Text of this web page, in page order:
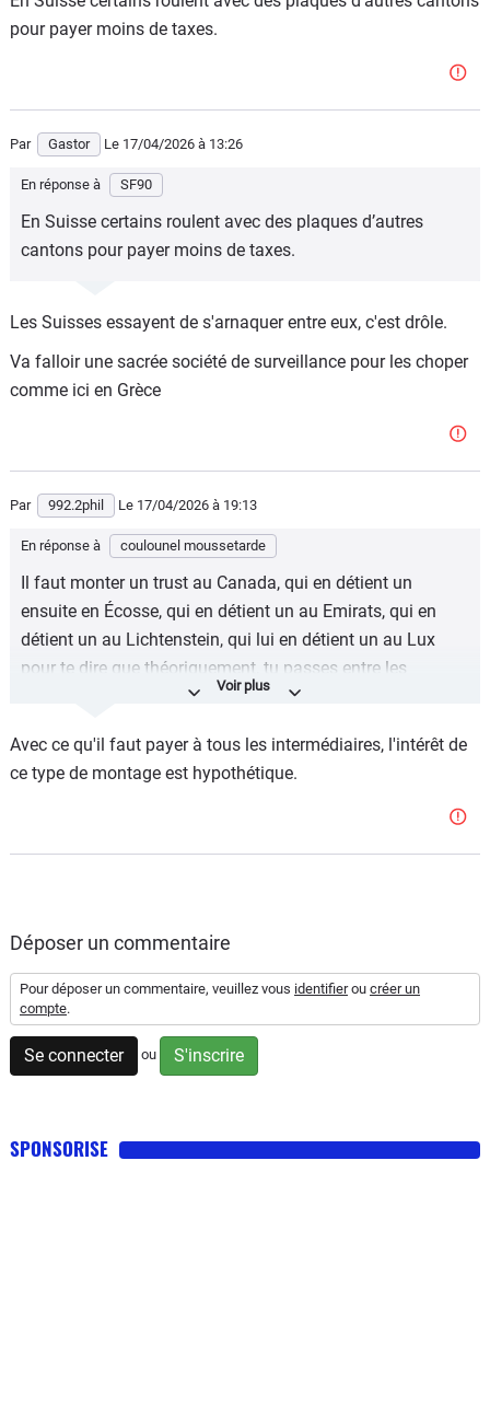
pour payer moins de taxes.
Par Gastor Le 17/04/2026 à 13:26
En réponse à SF90
En Suisse certains roulent avec des plaques d’autres
cantons pour payer moins de taxes.
Les Suisses essayent de s'arnaquer entre eux, c'est drôle.
Va falloir une sacrée société de surveillance pour les choper
comme ici en Grèce
Par 992.2phil Le 17/04/2026 à 19:13
En réponse à coulounel moussetarde
Il faut monter un trust au Canada, qui en détient un
ensuite en Écosse, qui en détient un au Emirats, qui en
détient un au Lichtenstein, qui lui en détient un au Lux
pour te dire que théoriquement, tu passes entre les
Avec ce qu'il faut payer à tous les intermédiaires, l'intérêt de
ce type de montage est hypothétique.
Déposer un commentaire
Pour déposer un commentaire, veuillez vous identifierou créer un
compte.
Se connecter ou S'inscrire
SPONSORISE